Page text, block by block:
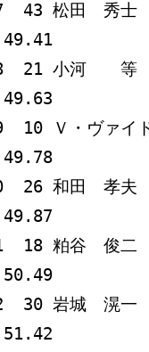
43 松田　秀
21 小河　　
10 Ｖ・ヴァ
26 和田　孝
18 粕谷　俊
30 岩城　滉